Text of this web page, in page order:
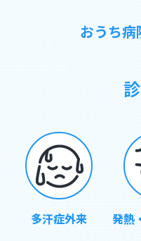
おうち
多汗症外来 発熱